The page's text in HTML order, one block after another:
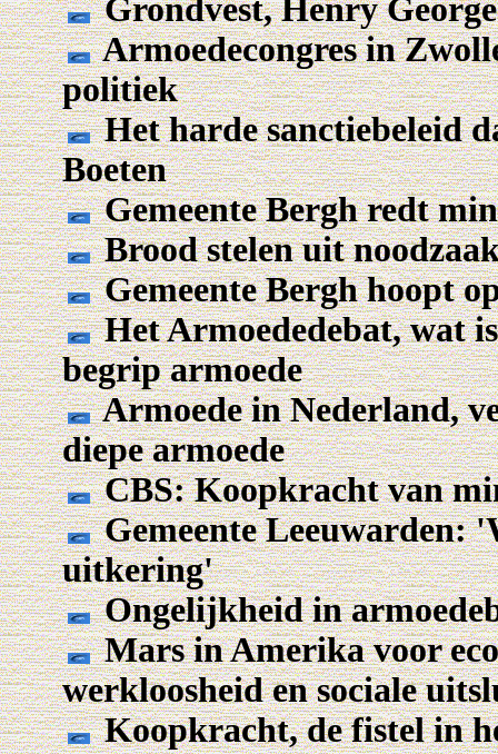
Grondvest, Henry
Armoedecongres in
politiek
Het harde sanctiebeleid
Boeten
Gemeente Bergh redt
Brood stelen uit
Gemeente Bergh hoopt
Het Armoededebat, wat
begrip armoede
Armoede in Nederland,
diepe armoede
CBS: Koopkracht van
Gemeente Leeuwarden:
uitkering'
Ongelijkheid in
Mars in Amerika voor
werkloosheid en sociale
Koopkracht, de fistel in